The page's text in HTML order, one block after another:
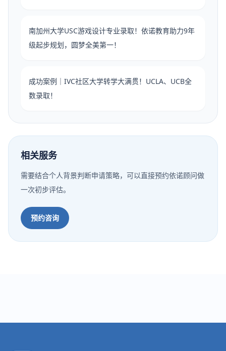
南加州大学USC游戏设计专业录取！依诺教育助力9年
级起步规划，圆梦全美第一！
成功案例｜IVC社区大学转学大满贯！UCLA、UCB全
数录取！
相关服务
需要结合个人背景判断申请策略，可以直接预约依诺顾问做
一次初步评估。
预约咨询